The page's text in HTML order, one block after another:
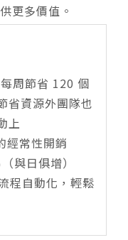
更多價值。
周節省 120 個
省資源外團隊也
上
經常性開銷
與日俱增）
程自動化，輕鬆